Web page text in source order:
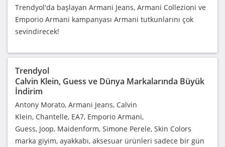
Trendyol'da başlayan Armani Jeans, Armani Collezioni ve
Emporio Armani kampanyası Armani tutkunlarını çok
sevindirecek!
Trendyol
Calvin Klein, Guess ve Dünya Markalarında Büyük
İndirim
Antony Morato, Armani Jeans, Calvin
Klein, Chantelle, EA7, Emporio Armani,
Guess, Joop, Maidenform, Simone Perele, Skin Colors
marka giyim, ayakkabı, aksesuar ürünleri sadece bir gün